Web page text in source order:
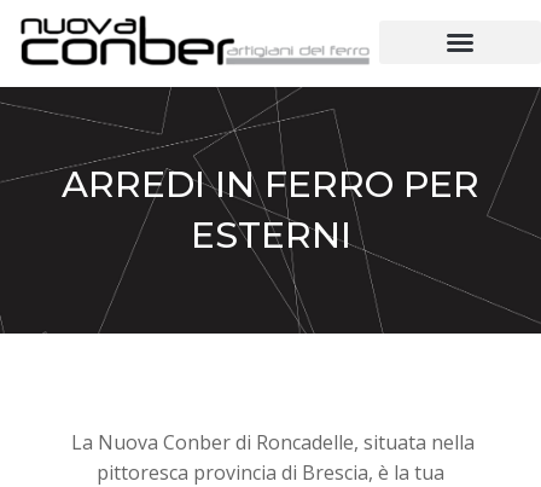
ARREDI IN FERRO PER
ESTERNI
La Nuova Conber di Roncadelle, situata nella
pittoresca provincia di Brescia, è la tua